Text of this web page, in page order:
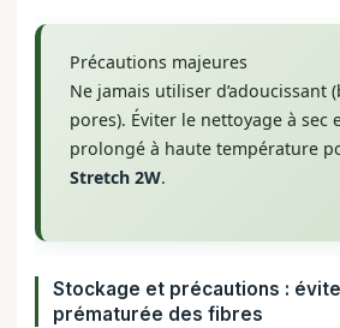
Précautions majeures
Ne jamais utiliser d’adoucissant
pores). Éviter le nettoyage à sec
prolongé à haute température
Stretch 2W.
Stockage et précautions :
prématurée des fibres